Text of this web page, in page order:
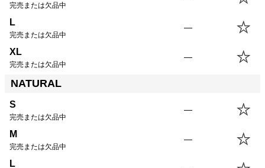
完売または欠品中
L
完売または欠品中
—
XL
完売または欠品中
—
NATURAL
S
完売または欠品中
—
M
完売または欠品中
—
L